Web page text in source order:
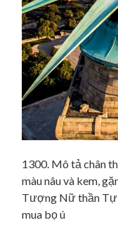
1300. Mô tả chân
màu nâu và kem,
Tượng Nữ thần Tự
mua bọ ú